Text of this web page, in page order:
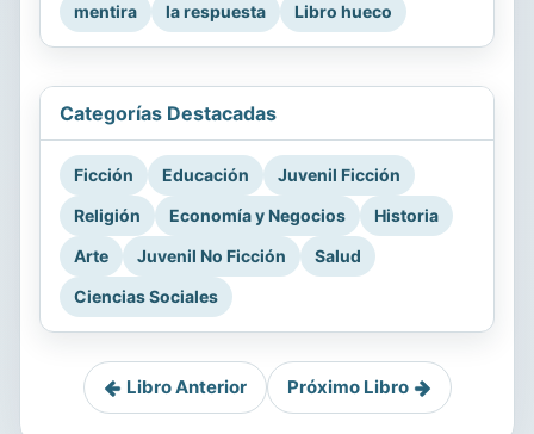
mentira
la respuesta Libro hueco
Categorías Destacadas
Ficción Educación
Juvenil Ficción
Religión
Economía y Negocios
Historia
Arte
Juvenil No Ficción
Salud
Ciencias Sociales
Libro Anterior Próximo Libro